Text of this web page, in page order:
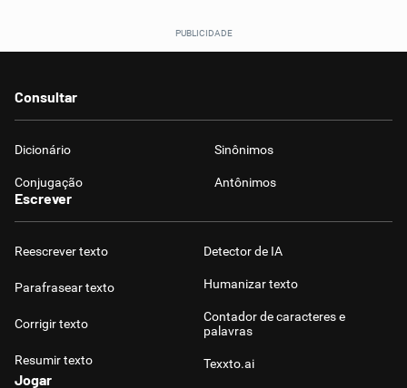
Consultar
Dicionário Sinônimos
Conjugação Antônimos
Escrever
Reescrever texto
Parafrasear texto
Corrigir texto
Resumir texto
Detector de IA
Humanizar texto
Contador de caracteres e
palavras
Texxto.ai
Jogar